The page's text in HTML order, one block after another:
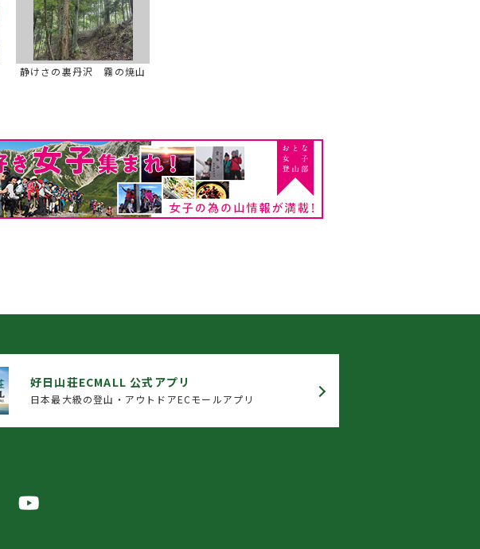
静けさの裏丹沢 霧の焼山
好日山荘ECMALL 公式アプリ
日本最大級の登山・アウトドアECモールアプリ